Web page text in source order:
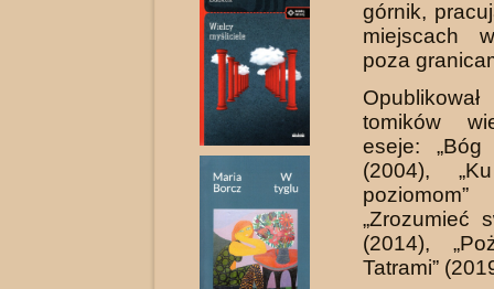
górnik,
miejscach
poza
tomików
eseje:
(2004),
„Zrozumieć
(2014),
Tatrami”